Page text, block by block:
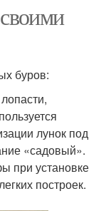
буров:
лунок под
«садовый».
при установке
построек.